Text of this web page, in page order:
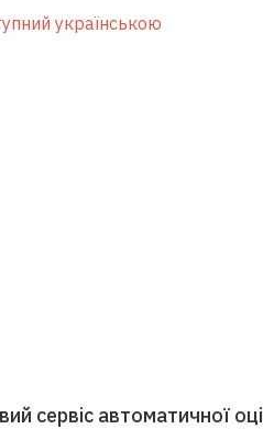
українською
сервіс автоматичної